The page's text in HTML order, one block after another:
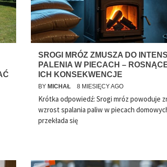
SROGI MRÓZ ZMUSZA DO
PALENIA W PIECACH – ROSNĄCE
ICH KONSEKWENCJE
BY MICHAŁ 8 MIESIĘCY AGO
Krótka odpowiedź: Srogi mróz powoduje
wzrost spalania paliw w piecach
przekłada się